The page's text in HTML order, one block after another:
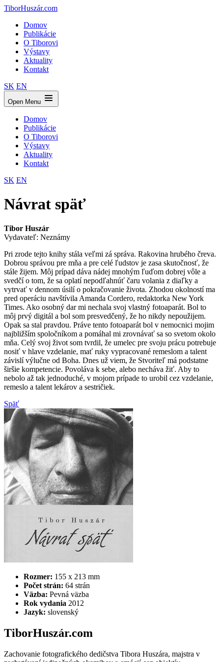
TiborHuszár.com
Domov
Publikácie
O Tiborovi
Výstavy
Aktuality
Kontakt
SK EN
Open Menu
Domov
Publikácie
O Tiborovi
Výstavy
Aktuality
Kontakt
SK EN
Návrat späť
Tibor Huszár
Vydavateľ: Neznámy
Pri zrode tejto knihy stála veľmi zá správa. Rakovina hrubého čreva.
Dobrou správou pre mňa a pre celé ľudstov je zasa skutočnosť, že
stále žijem. Môj prípad dáva nádej mnohým ľuďom dobrej vôle a
svedčí o tom, že sa oplatí nepodľahnúť čaru volania z diaľky a
vytrvať v dennom úsilí o pokračovanie života. Zhodou okolností ma
pred operáciu navštívila Amanda Cordero, redaktorka New York
Times. Ako osobný dar mi nechala svoj vlastný fotoaparát. Bol to
môj prvý digitál a bol som presvedčený, že ho nikdy nepoužijem.
Opak sa stal pravdou. Práve tento fotoaparát bol v nemocnici mojim
najbližším spoločníkom a pomáhal mi zrovnávať sa so svetom okolo
mňa. Celý svoj život som tvrdil, že umelec pre svoju prácu potrebuje
nosiť v hlave vzdelanie, mať ruky vypracované remeslom a talent
závislí výlučne od Boha. Dnes už viem, že Stvoriteľ má podstatne
širšie kompetencie. Povoláva k sebe, alebo necháva žiť. Aby to
nebolo až tak jednoduché, v mojom prípade to urobil cez vzdelanie,
remeslo a talent lekárov a sestričiek.
Späť
Rozmer: 155 x 213 mm
Počet strán: 64 strán
Väzba: Pevná väzba
Rok vydania 2012
Jazyk: slovenský
TiborHuszár.com
Zachovanie fotografického dedičstva Tibora Huszára, majstra v